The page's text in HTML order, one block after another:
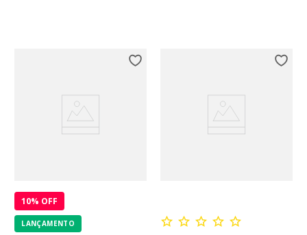
10% OFF
LANÇAMENTO